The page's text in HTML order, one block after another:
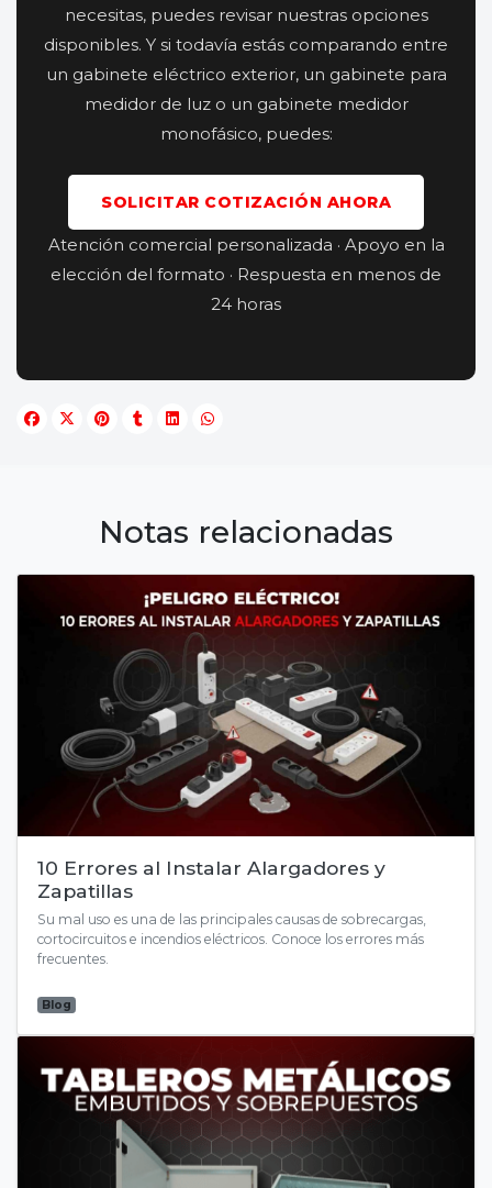
necesitas, puedes revisar nuestras opciones
disponibles. Y si todavía estás comparando entre
un gabinete eléctrico exterior, un gabinete para
medidor de luz o un gabinete medidor
monofásico, puedes:
SOLICITAR COTIZACIÓN AHORA
Atención comercial personalizada · Apoyo en la
elección del formato · Respuesta en menos de
24 horas
Notas relacionadas
10 Errores al Instalar Alargadores y
Zapatillas
Su mal uso es una de las principales causas de sobrecargas,
cortocircuitos e incendios eléctricos. Conoce los errores más
frecuentes.
Blog